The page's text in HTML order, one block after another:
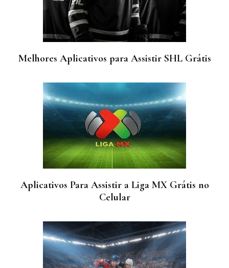
Melhores Aplicativos para Assistir SHL Grátis
Aplicativos Para Assistir a Liga MX Grátis no
Celular